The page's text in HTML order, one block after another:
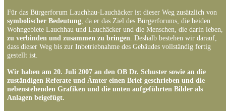
Für das Bürgerforum Lauchhau-Lauchäcker ist dieser Weg zusätzlich von
symbolischer Bedeutung , da er das Ziel des Bürgerforums, die beiden
Wohngebiete Lauchhau und Lauchäcker und die Menschen, die darin leben,
zu verbinden und zusammen zu bringen . Deshalb bestehen wir darauf,
dass dieser Weg bis zur Inbetriebnahme des Gebäudes vollständig fertig
gestellt ist.
Wir haben am 20. Juli 2007 an den OB Dr. Schuster sowie an die
zuständigen Referate und Ämter einen Brief geschrieben und die
nebenstehenden Grafiken und die unten aufgeführten Bilder als
Anlagen beigefügt.